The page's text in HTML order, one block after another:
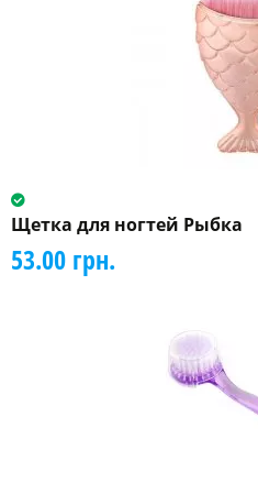
Щетка для ногтей Рыбка
53.00 грн.